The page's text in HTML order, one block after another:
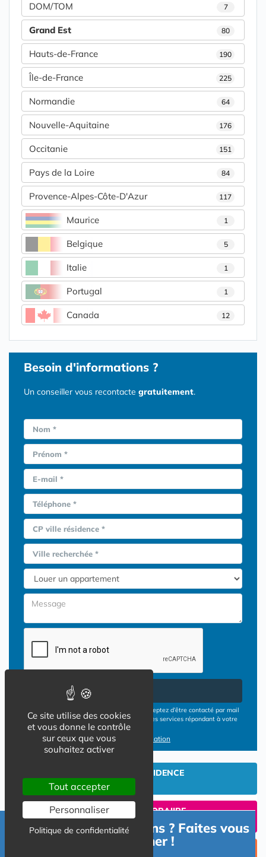
DOM/TOM 7
Grand Est 80
Hauts-de-France 190
Île-de-France 225
Normandie 64
Nouvelle-Aquitaine 176
Occitanie 151
Pays de la Loire 84
Provence-Alpes-Côte-D'Azur 117
Maurice 1
Belgique 5
Italie 1
Portugal 1
Canada 12
Besoin d'informations ?
Un conseiller vous recontacte gratuitement.
Nom *
Prénom *
E-mail *
Téléphone *
CP ville résidence *
Ville recherchée *
En cliquant sur le bouton ENVOYER vous acceptez d’être contacté par mail
ou téléphone par les opérateurs de résidences services répondant à votre
demande
Conditions d'utilisation
INVESTIR EN RESIDENCE
UN SEJOUR TEMPORAIIRE
EN RESIDENCE SENIOR?
TROUVER UNE PLACE
Besoin d'informations ? Faites vous
accompagner !
Ce site utilise des cookies
et vous donne le contrôle
sur ceux que vous
souhaitez activer
Tout accepter
Personnaliser
Politique de confidentialité